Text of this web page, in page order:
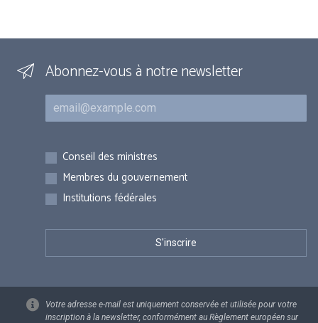
Abonnez-vous à notre newsletter
Courriel
Inscriptions
Conseil des ministres
Membres du gouvernement
Institutions fédérales
Votre adresse e-mail est uniquement conservée et utilisée pour votre
inscription à la newsletter, conformément au Règlement européen sur